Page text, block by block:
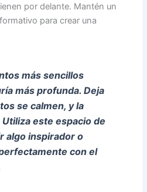
por delante. Mantén un
para crear una
más sencillos
más profunda. Deja
se calmen, y la
este espacio de
algo inspirador o
con el